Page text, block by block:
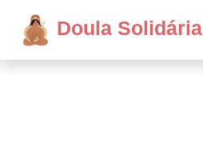
Doula Solidária